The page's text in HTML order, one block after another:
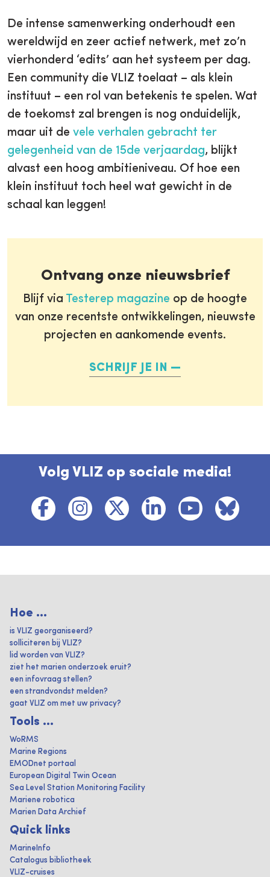
De intense samenwerking onderhoudt een
wereldwijd en zeer actief netwerk, met zo’n
vierhonderd ‘edits’ aan het systeem per dag.
Een community die VLIZ toelaat – als klein
instituut – een rol van betekenis te spelen. Wat
de toekomst zal brengen is nog onduidelijk,
maar uit de vele verhalen gebracht ter
gelegenheid van de 15de verjaardag, blijkt
alvast een hoog ambitieniveau. Of hoe een
klein instituut toch heel wat gewicht in de
schaal kan leggen!
Ontvang onze nieuwsbrief
Blijf via Testerep magazine op de hoogte
van onze recentste ontwikkelingen, nieuwste
projecten en aankomende events.
SCHRIJF JE IN
Volg VLIZ op sociale media!
Hoe ...
is VLIZ georganiseerd?
solliciteren bij VLIZ?
lid worden van VLIZ?
ziet het marien onderzoek eruit?
een infovraag stellen?
een strandvondst melden?
gaat VLIZ om met uw privacy?
Tools ...
WoRMS
Marine Regions
EMODnet portaal
European Digital Twin Ocean
Sea Level Station Monitoring Facility
Mariene robotica
Marien Data Archief
Quick links
MarineInfo
Catalogus bibliotheek
VLIZ-cruises